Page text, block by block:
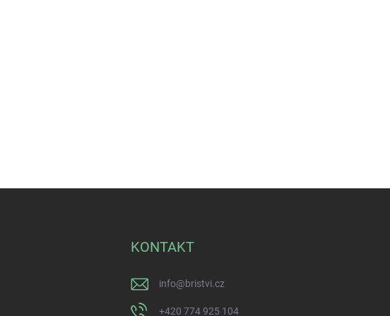
KONTAKT
info@bristvi.cz
+420 774 925 104